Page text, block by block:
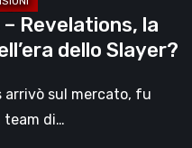
– Revelations, la
dello Slayer?
arrivò sul mercato, fu
team di…